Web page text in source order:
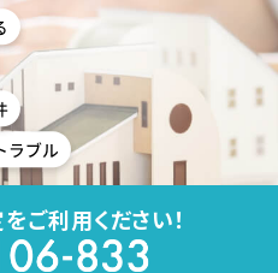
ご利用ください！